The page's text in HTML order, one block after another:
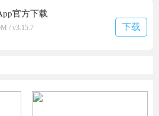
官方下载
/ v3.15.7 下载